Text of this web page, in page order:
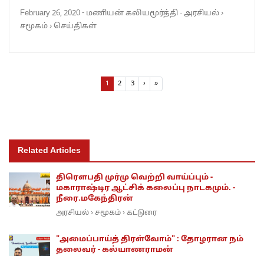
February 26, 2020- மணியன் கலியமூர்த்தி · அரசியல்›
சமூகம்›செய்திகள்
Current Page
1 Page
2 Page
3 › »
Related Articles
திரெளபதி முர்மு வெற்றி வாய்ப்பும் -
மகாராஷ்டிர ஆட்சிக் கலைப்பு நாடகமும். -
நீரை.மகேந்திரன்
அரசியல் › சமூகம் › கட்டுரை
"அமைப்பாய்த் திரள்வோம்" : தோழரான நம்
தலைவர் - கல்யாணராமன்